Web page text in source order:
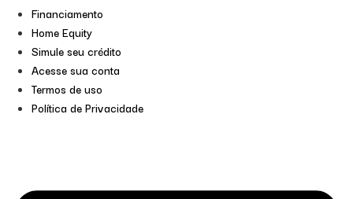
Financiamento
Home Equity
Simule seu crédito
Acesse sua conta
Termos de uso
Política de Privacidade